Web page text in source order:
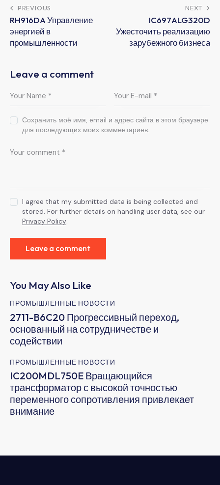
PREVIOUS
RH916DA Управление
энергией в
промышленности
NEXT
IC697ALG320D
Ужесточить реализацию
зарубежного бизнеса
Leave a comment
Сохранить моё имя, email и адрес сайта в этом браузере
для последующих моих комментариев.
I agree that my submitted data is being collected and
stored. For further details on handling user data, see our
Privacy Policy.
You May Also Like
ПРОМЫШЛЕННЫЕ НОВОСТИ
2711-B6C20 Прогрессивный переход,
основанный на сотрудничестве и
содействии
ПРОМЫШЛЕННЫЕ НОВОСТИ
IC200MDL750E Вращающийся
трансформатор с высокой точностью
переменного сопротивления привлекает
внимание